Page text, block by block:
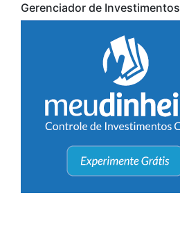
Gerenciador de Investimentos